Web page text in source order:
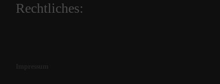
Rechtliches: